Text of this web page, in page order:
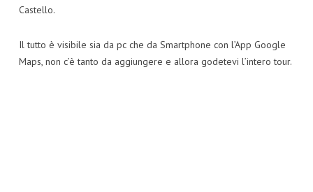
Castello.
Il tutto è visibile sia da pc che da Smartphone con l’App Google
Maps, non c’è tanto da aggiungere e allora godetevi l’intero tour.